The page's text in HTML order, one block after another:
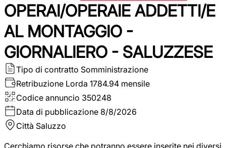
OPERAI/OPERAIE ADDETTI/E
AL MONTAGGIO -
GIORNALIERO - SALUZZESE
Tipo di contratto Somministrazione
Retribuzione Lorda 1784.94 mensile
Codice annuncio 350248
Data di pubblicazione 8/8/2026
Città Saluzzo
Cerchiamo risorse che potranno essere inserite nei diversi